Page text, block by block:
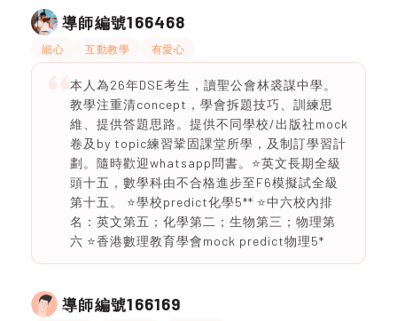
導師編號166468
細心 互動教學 有愛心
本人為26年DSE考生，讀聖公會林裘謀中學。
教學注重清concept，學會拆題技巧、訓練思
維、提供答題思路。提供不同學校/出版社mock
卷及by topic練習鞏固課堂所學，及制訂學習計
劃。隨時歡迎whatsapp問書。⭐️英文長期全級
頭十五，數學科由不合格進步至F6模擬試全級
第十五。 ⭐️學校predict化學5** ⭐️中六校內排
名：英文第五；化學第二；生物第三；物理第
六 ⭐️香港數理教育學會mock predict物理5*
導師編號166169